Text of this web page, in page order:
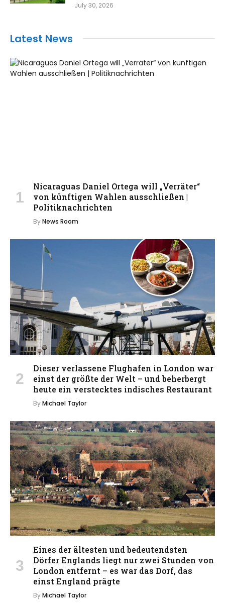
July 30, 2026
Latest News
Nicaraguas Daniel Ortega will „Verräter“
von künftigen Wahlen ausschließen |
Politiknachrichten
ByNews Room
Dieser verlassene Flughafen in London war
einst der größte der Welt – und beherbergt
heute ein verstecktes indisches Restaurant
ByMichael Taylor
Eines der ältesten und bedeutendsten
Dörfer Englands liegt nur zwei Stunden von
London entfernt – es war das Dorf, das
einst England prägte
ByMichael Taylor